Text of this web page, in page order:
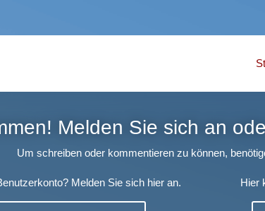
Melden Sie sich an
Um schreiben oder kommentieren zu können,
Melden Sie sich hier an. Hier